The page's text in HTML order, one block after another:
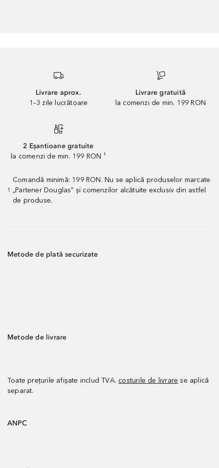
Livrare aprox.
1–3 zile lucrătoare
Livrare gratuită
la comenzi de min. 199 RON
2 Eșantioane gratuite
la comenzi de min. 199 RON ¹
1
Comandă minimă: 199 RON. Nu se aplică produselor marcate
„Partener Douglas” și comenzilor alcătuite exclusiv din astfel
de produse.
Metode de plată securizate
Metode de livrare
Toate prețurile afișate includ TVA. costurile de livrare se aplică
separat.
ANPC